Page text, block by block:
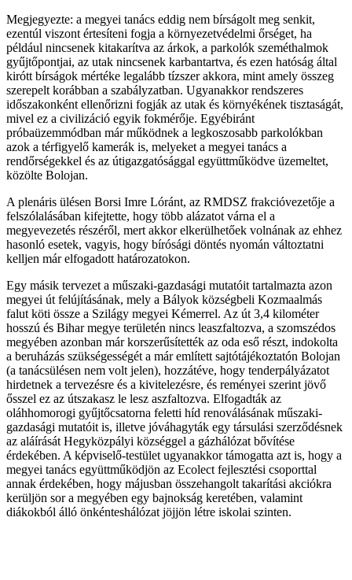
Megjegyezte: a megyei tanács eddig nem bírságolt meg senkit,
ezentúl viszont értesíteni fogja a környezetvédelmi őrséget, ha
például nincsenek kitakarítva az árkok, a parkolók szeméthalmok
gyűjtőpontjai, az utak nincsenek karbantartva, és ezen hatóság által
kirótt bírságok mértéke legalább tízszer akkora, mint amely összeg
szerepelt korábban a szabályzatban. Ugyanakkor rendszeres
időszakonként ellenőrizni fogják az utak és környékének tisztaságát,
mivel ez a civilizáció egyik fokmérője. Egyébiránt
próbaüzemmódban már működnek a legkoszosabb parkolókban
azok a térfigyelő kamerák is, melyeket a megyei tanács a
rendőrségekkel és az útigazgatósággal együttműködve üzemeltet,
közölte Bolojan.
A plenáris ülésen Borsi Imre Lóránt, az RMDSZ frakcióvezetője a
felszólalásában kifejtette, hogy több alázatot várna el a
megyevezetés részéről, mert akkor elkerülhetőek volnának az ehhez
hasonló esetek, vagyis, hogy bírósági döntés nyomán változtatni
kelljen már elfogadott határozatokon.
Egy másik tervezet a műszaki-gazdasági mutatóit tartalmazta azon
megyei út felújításának, mely a Bályok községbeli Kozmaalmás
falut köti össze a Szilágy megyei Kémerrel. Az út 3,4 kilométer
hosszú és Bihar megye területén nincs leaszfaltozva, a szomszédos
megyében azonban már korszerűsítették az oda eső részt, indokolta
a beruházás szükségességét a már említett sajtótájékoztatón Bolojan
(a tanácsülésen nem volt jelen), hozzátéve, hogy tenderpályázatot
hirdetnek a tervezésre és a kivitelezésre, és reményei szerint jövő
ősszel ez az útszakasz le lesz aszfaltozva. Elfogadták az
oláhhomorogi gyűjtőcsatorna feletti híd renoválásának műszaki-
gazdasági mutatóit is, illetve jóváhagyták egy társulási szerződésnek
az aláírását Hegyközpályi községgel a gázhálózat bővítése
érdekében. A képviselő-testület ugyanakkor támogatta azt is, hogy a
megyei tanács együttműködjön az Ecolect fejlesztési csoporttal
annak érdekében, hogy májusban összehangolt takarítási akciókra
kerüljön sor a megyében egy bajnokság keretében, valamint
diákokból álló önkénteshálózat jöjjön létre iskolai szinten.